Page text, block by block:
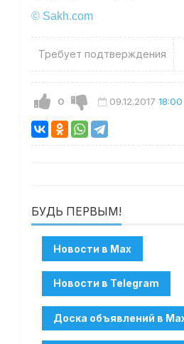
© Sakh.com
Требует подтверждения
0 09.12.2017 18:00
БУДЬ ПЕРВЫМ!